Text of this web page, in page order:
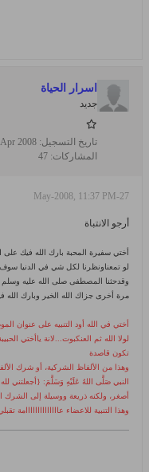
اسرار الحياة
جديد
تاريخ التسجيل: Apr 2008
المشاركات: 47
27-May-2008, 11:37 PM
أرجو الانتباة
أختي سفيرة المحبة بارك الله فيك على
لو تمعناونظرنا لكل شي في الدنيا
وقدحثنا المصطفى صلى الله عليه
مرة أخرى جزاك الله الخير وبارك الله
أختي في الله أود التنبيه على عنوان
لولا الله ثم العنكبوت...لانة ياأختي
تكون قاصدة
وهذا من الألفاظ الشركية، أو شرك
النبي صَلَّى اللهُ عَلَيْهِ وَسَلَّمَ: {أجعلتني
أصغر، ولكنه ذريعة ووسيلة إلى الشرك
وهذا التنبية للاعضاء عاااااااااااااامة